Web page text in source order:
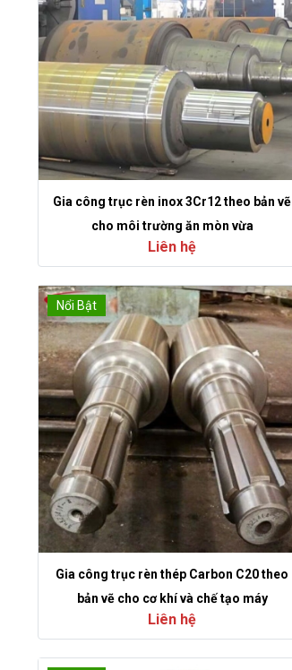
Gia công trục rèn inox 3Cr12 theo bản vẽ
cho môi trường ăn mòn vừa
Liên hệ
Nổi Bật
Gia công trục rèn thép Carbon C20 theo
bản vẽ cho cơ khí và chế tạo máy
Liên hệ